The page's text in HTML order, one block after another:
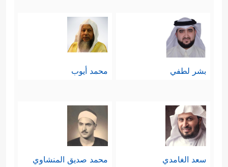
بشر لطفي محمد أيوب
سعد الغامدي محمد صديق المنشاوي